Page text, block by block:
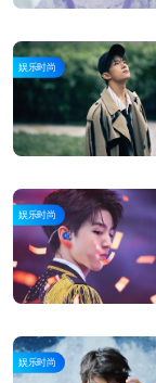
娱乐时尚
娱乐时尚
娱乐时尚